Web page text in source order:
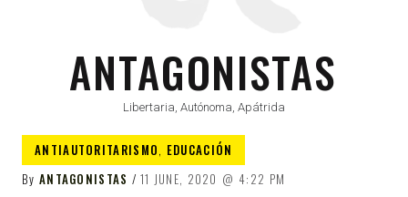
ANTAGONISTAS
Libertaria, Autónoma, Apátrida
ANTIAUTORITARISMO, EDUCACIÓN
By ANTAGONISTAS 11 JUNE, 2020 4:22 PM